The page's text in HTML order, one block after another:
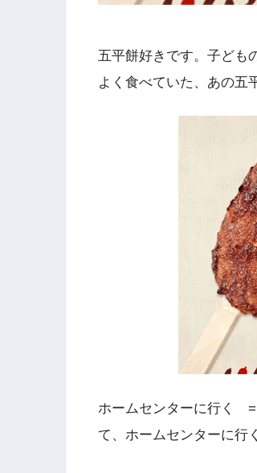
五平餅好きです。子ども
よく食べていた、あの五
ホームセンターに行く
て、ホームセンターに行